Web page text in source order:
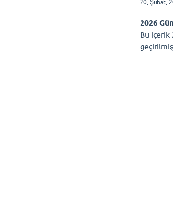
20, Şubat,
2026
Bu içerik